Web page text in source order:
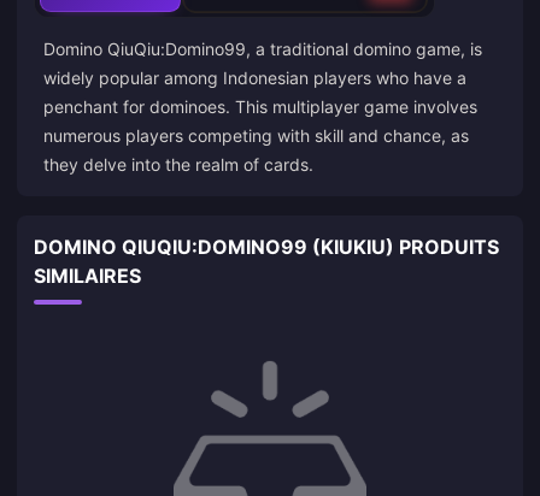
Domino QiuQiu:Domino99, a traditional domino game, is
widely popular among Indonesian players who have a
penchant for dominoes. This multiplayer game involves
numerous players competing with skill and chance, as
they delve into the realm of cards.
DOMINO QIUQIU:DOMINO99 (KIUKIU) PRODUITS
SIMILAIRES